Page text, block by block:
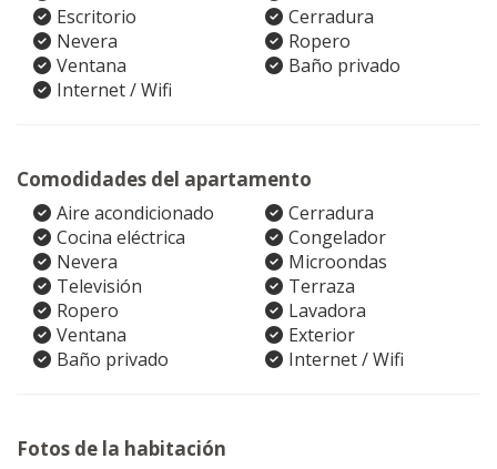
Escritorio
Cerradura
Nevera
Ropero
Ventana
Baño privado
Internet / Wifi
Comodidades del apartamento
Aire acondicionado
Cerradura
Cocina eléctrica
Congelador
Nevera
Microondas
Televisión
Terraza
Ropero
Lavadora
Ventana
Exterior
Baño privado
Internet / Wifi
Fotos de la habitación